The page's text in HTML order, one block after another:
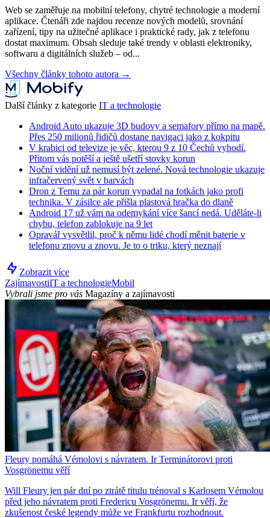
Web se zaměřuje na mobilní telefony, chytré technologie a moderní
aplikace. Čtenáři zde najdou recenze nových modelů, srovnání
zařízení, tipy na užitečné aplikace i praktické rady, jak z telefonu
dostat maximum. Obsah sleduje také trendy v oblasti elektroniky,
softwaru a digitálních služeb – od...
Všechny články tohoto autora →
Další články z kategorie IT a technologie
Android Auto ukazuje 3D budovy a semafory přímo na mapě.
Přes 250 milionů řidičů dostane navigaci jako z kokpitu
V krabici od televize je věc, kterou 9 z 10 Čechů vyhodí.
Přitom vás potěší a ještě ušetří stovky korun
Noční vidění už nemusí být zelené. Nová technologie ukazuje
infračervený svět v barvách
Dron z Temu za pár korun vypadal na fotkách jako profi
technika. V zásilce ale přišla plastová hračka do dlaně
Android 17 už vám na odemykání více šancí nedá. Uděláte-li
chybu, telefon zablokuje na 9 let
Opravář vysvětlil, proč k němu lidé chodí měnit baterie v
telefonu znovu a znovu. Je to o triku, který neznají
Zobrazit více
ZajímavostiIT a technologieMobil
Vybrali jsme pro vás Magazíny a zajímavosti
Fleury pomáhá Vémolovi s návratem. Ir Terminátorovi proti
Vosgrönemu věří
Will Fleury jen pár dní po ztrátě titulu trénoval s Karlosem Vémolou
před jeho návratem proti Fredericu Vosgrönemu. Ir věří, že
zkušenost české legendy může ve Frankfurtu rozhodnout.